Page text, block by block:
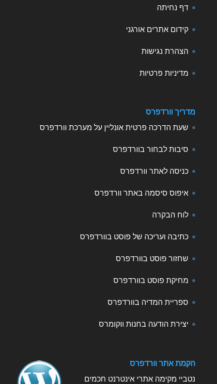
דף נחיתה
קידום אתרים אורגני
הצהרת נגישות
מדיניות פרטיות
מדריך וורדפרס
שעת הדרכה פרטית אונליין על מערכת וורדפרס
סיבות לבחור בוורדפרס
כניסה לאתר וורדפרס
איפוס סיסמה באתר וורדפרס
לוח הבקרה
כתיבה ועריכה של פוסט בוורדפרס
שחזור פוסט בוורדפרס
מחיקת פוסט בוורדפרס
ספריית המדיה בוורדפרס
יצירת הודעה בחנות ווקומרס
הקמת אתר וורדפרס
נטביי מקימה אתרי אינטרנט חכמים